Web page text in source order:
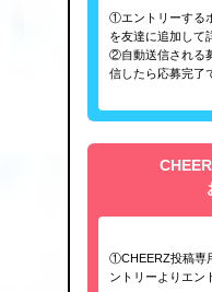
①エントリーする
を友達に追加して
②自動送信される
信したら応募完了
①CHEERZ投稿専
ントリーよりエン